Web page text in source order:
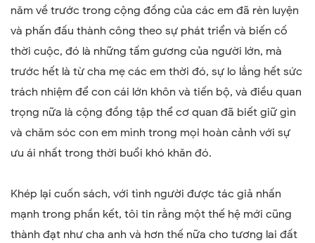
năm về trước trong cộng đồng của các em đã rèn luyện
và phấn đấu thành công theo sự phát triển và biến cố
thời cuộc, đó là những tấm gương của người lớn, mà
trước hết là từ cha mẹ các em thời đó, sự lo lắng hết sức
trách nhiệm để con cái lớn khôn và tiến bộ, và điều quan
trọng nữa là cộng đồng tập thể cơ quan đã biết giữ gìn
và chăm sóc con em mình trong mọi hoàn cảnh với sự
ưu ái nhất trong thời buổi khó khăn đó.
Khép lại cuốn sách, với tình người được tác giả nhấn
mạnh trong phần kết, tôi tin rằng một thế hệ mới cũng
thành đạt như cha anh và hơn thế nữa cho tương lai đất